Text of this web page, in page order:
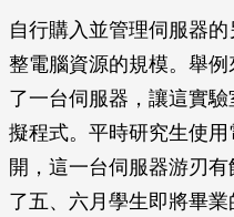
自行購入並管理伺服器
整電腦資源的規模。舉
了一台伺服器，讓這實
擬程式。平時研究生使
開，這一台伺服器游刃
了五、六月學生即將畢